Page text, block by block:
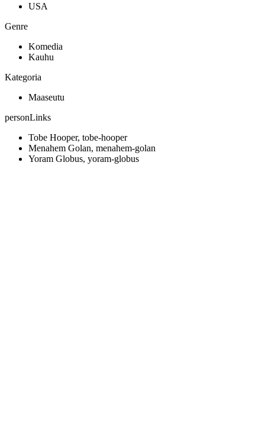
USA
Genre
Komedia
Kauhu
Kategoria
Maaseutu
personLinks
Tobe Hooper, tobe-hooper
Menahem Golan, menahem-golan
Yoram Globus, yoram-globus